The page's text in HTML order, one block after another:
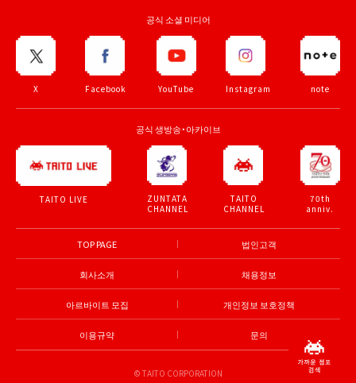
공식 소셜 미디어
X Facebook YouTube Instagram note
공식 생방송・아카이브
TAITO LIVE
ZUNTATA
CHANNEL
TAITO
CHANNEL
70th
anniv.
TOP PAGE 법인고객
회사소개 채용정보
아르바이트 모집 개인정보 보호정책
이용규약 문의
© TAITO CORPORATION